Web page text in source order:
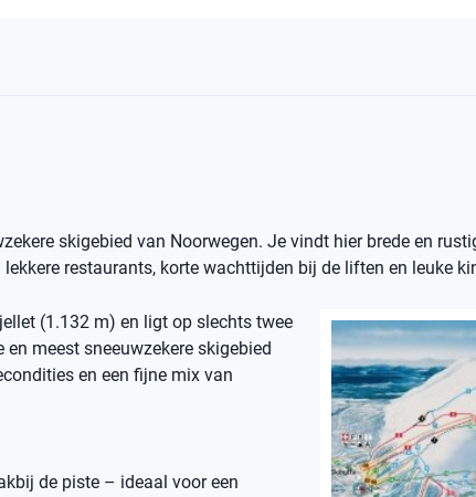
skigebied van Noorwegen. Je vindt hier brede en
restaurants, korte wachttijden bij de liften en leuke
(1.132 m) en ligt op slechts twee
meest sneeuwzekere skigebied
en een fijne mix van
de piste – ideaal voor een